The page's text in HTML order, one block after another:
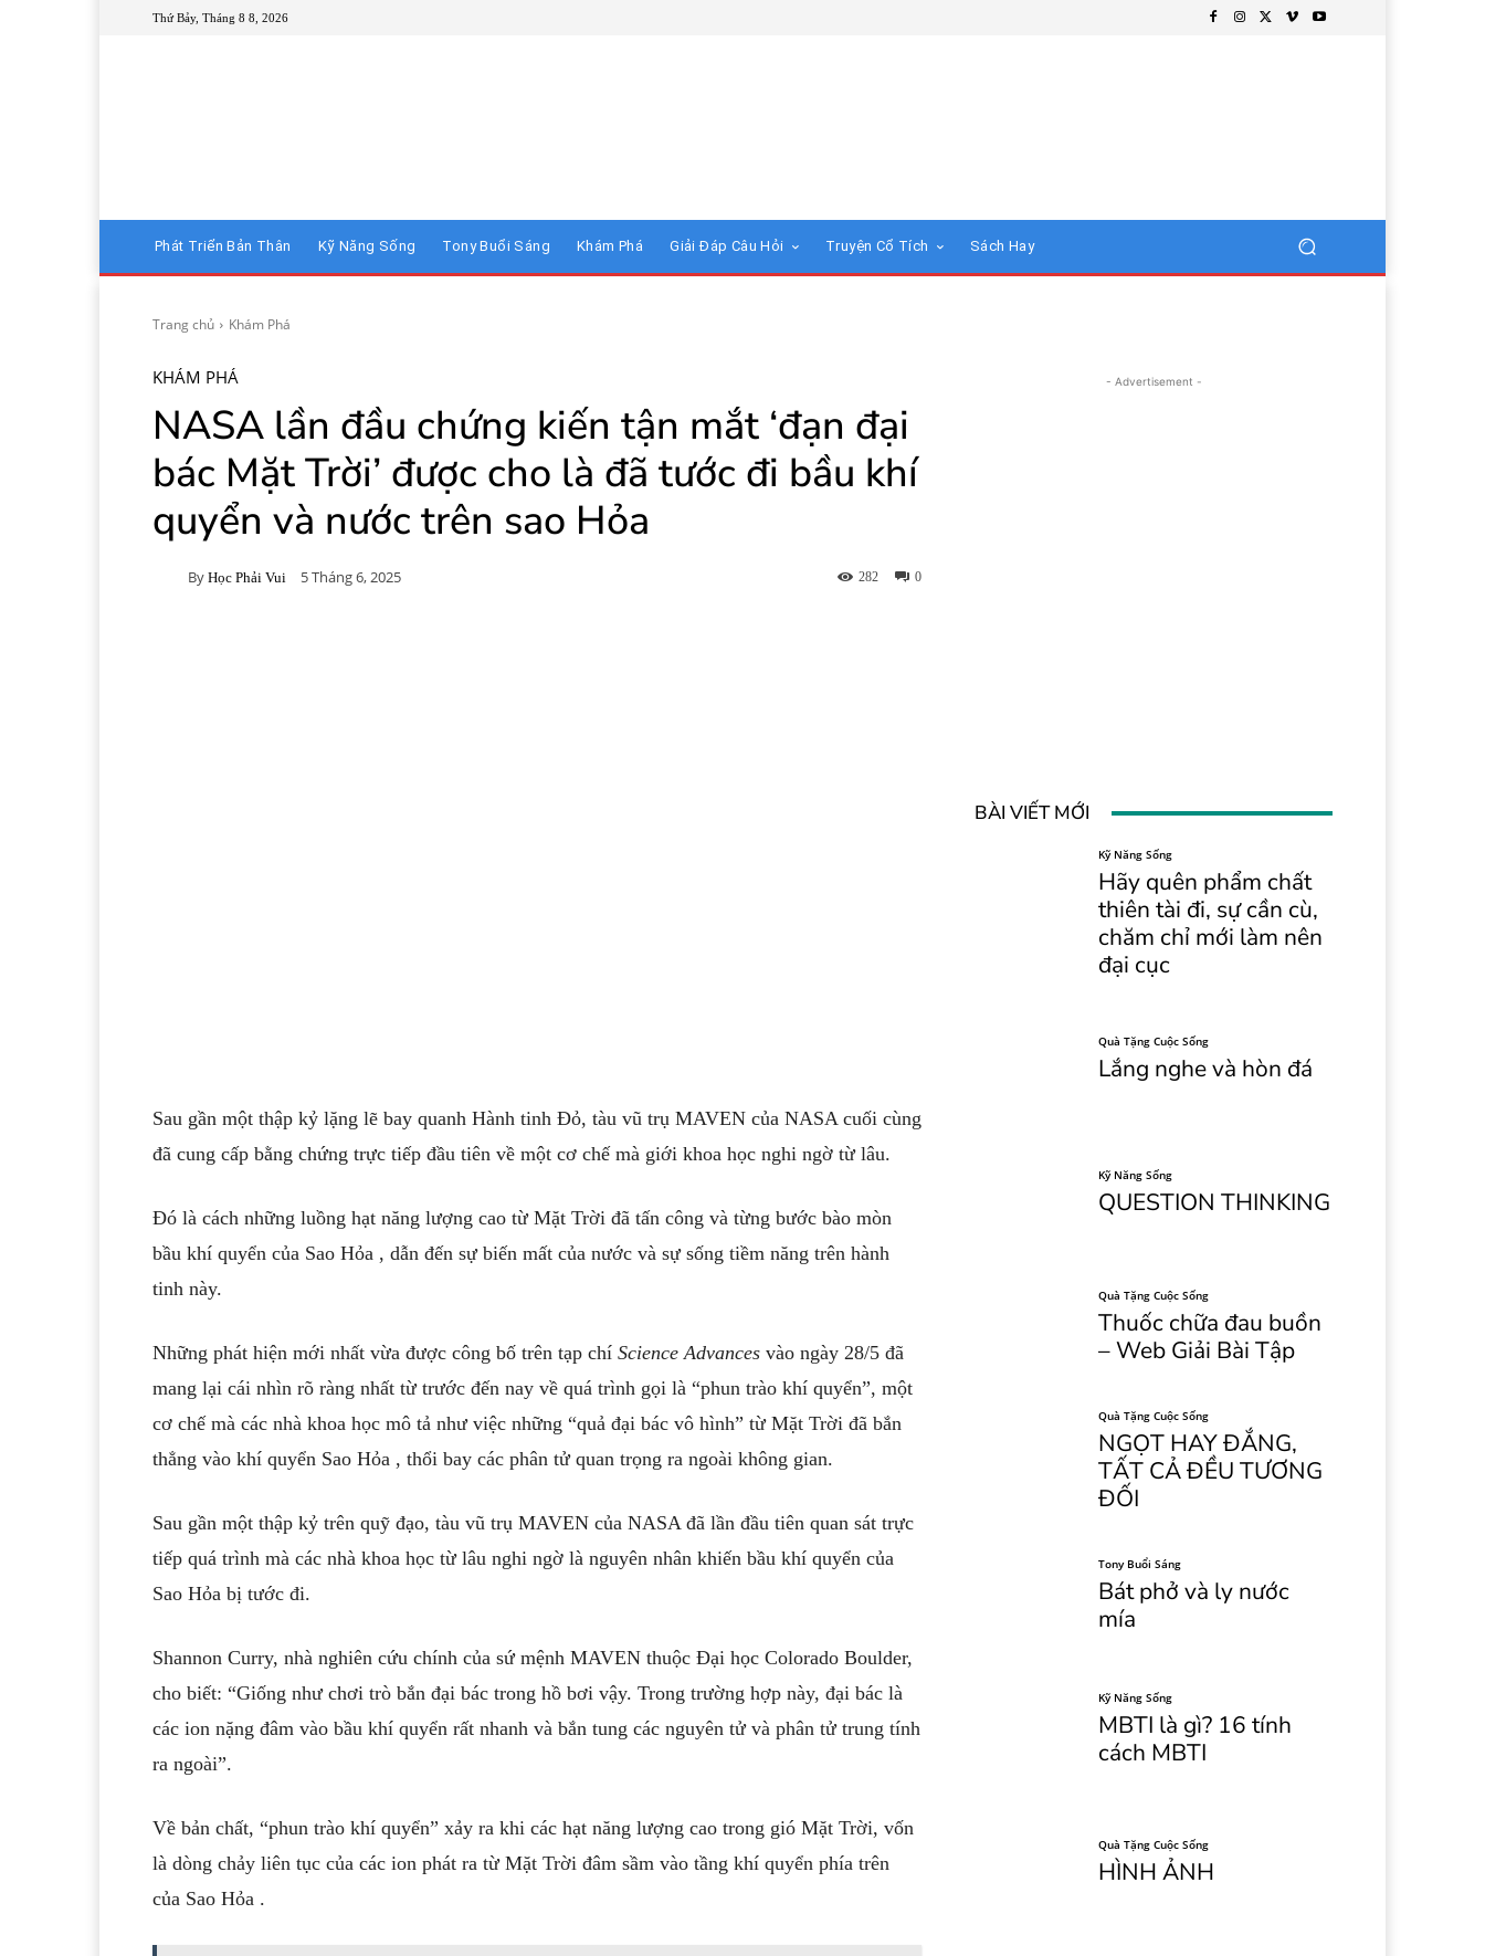
Thứ Bảy, Tháng 8 8, 2026
Phát Triển Bản Thân Kỹ Năng Sống Tony Buổi Sáng Khám Phá Giải Đáp Câu Hỏi Truyện Cổ Tích Sách Hay
Trang chủ Khám Phá
KHÁM PHÁ
NASA lần đầu chứng kiến tận mắt ‘đạn đại
bác Mặt Trời’ được cho là đã tước đi bầu khí
quyển và nước trên sao Hỏa
By Học Phải Vui 5 Tháng 6, 2025 0
282
Sau gần một thập kỷ lặng lẽ bay quanh Hành tinh Đỏ, tàu vũ trụ MAVEN của NASA cuối cùng
đã cung cấp bằng chứng trực tiếp đầu tiên về một cơ chế mà giới khoa học nghi ngờ từ lâu.
Đó là cách những luồng hạt năng lượng cao từ Mặt Trời đã tấn công và từng bước bào mòn
bầu khí quyển của Sao Hỏa , dẫn đến sự biến mất của nước và sự sống tiềm năng trên hành
tinh này.
Những phát hiện mới nhất vừa được công bố trên tạp chí Science Advances vào ngày 28/5 đã
mang lại cái nhìn rõ ràng nhất từ trước đến nay về quá trình gọi là “phun trào khí quyển”, một
cơ chế mà các nhà khoa học mô tả như việc những “quả đại bác vô hình” từ Mặt Trời đã bắn
thẳng vào khí quyển Sao Hỏa , thổi bay các phân tử quan trọng ra ngoài không gian.
Sau gần một thập kỷ trên quỹ đạo, tàu vũ trụ MAVEN của NASA đã lần đầu tiên quan sát trực
tiếp quá trình mà các nhà khoa học từ lâu nghi ngờ là nguyên nhân khiến bầu khí quyển của
Sao Hỏa bị tước đi.
Shannon Curry, nhà nghiên cứu chính của sứ mệnh MAVEN thuộc Đại học Colorado Boulder,
cho biết: “Giống như chơi trò bắn đại bác trong hồ bơi vậy. Trong trường hợp này, đại bác là
các ion nặng đâm vào bầu khí quyển rất nhanh và bắn tung các nguyên tử và phân tử trung tính
ra ngoài”.
Về bản chất, “phun trào khí quyển” xảy ra khi các hạt năng lượng cao trong gió Mặt Trời, vốn
là dòng chảy liên tục của các ion phát ra từ Mặt Trời đâm sầm vào tầng khí quyển phía trên
của Sao Hỏa .
- Advertisement -
BÀI VIẾT MỚI
Kỹ Năng Sống
Hãy quên phẩm chất
thiên tài đi, sự cần cù,
chăm chỉ mới làm nên
đại cục
Quà Tặng Cuộc Sống
Lắng nghe và hòn đá
Kỹ Năng Sống
QUESTION THINKING
Quà Tặng Cuộc Sống
Thuốc chữa đau buồn
– Web Giải Bài Tập
Quà Tặng Cuộc Sống
NGỌT HAY ĐẮNG,
TẤT CẢ ĐỀU TƯƠNG
ĐỐI
Tony Buổi Sáng
Bát phở và ly nước
mía
Kỹ Năng Sống
MBTI là gì? 16 tính
cách MBTI
Quà Tặng Cuộc Sống
HÌNH ẢNH